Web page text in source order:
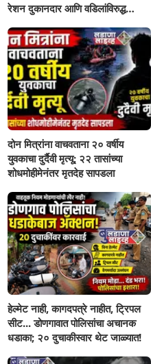
रेशन दुकानदार आणि वडिलांविरुद्ध
नशिराबादची घटना..
दोन मित्रांना वाचवताना २० वर्षीय
युवकाचा दुर्दैवी मृत्यू; २२ तासांच्या
शोधमोहीमेनंतर मृतदेह सापडला
हेल्मेट नाही, कागदपत्रे नाहीत, ट्रिपल
सीट... डोणगावात पोलिसांचा अचानक
धडाका; २० दुचाकीस्वार थेट जाळ्यात!